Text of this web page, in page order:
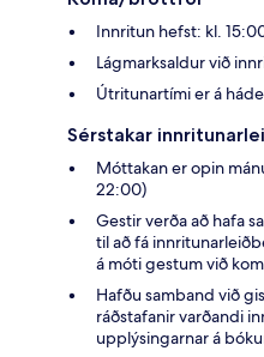
Innritun hefst: kl.
Lágmarksaldur við
Útritunartími er á
Sérstakar
Móttakan er opin
22:00)
Gestir verða að hafa
til að fá
á móti gestum við
Hafðu samband við
ráðstafanir varðandi
upplýsingarnar á